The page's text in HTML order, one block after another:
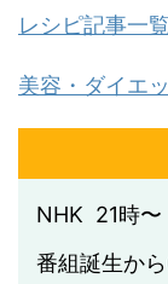
レシピ記事一
美容・ダイエ
NHK 21時〜
番組誕生か